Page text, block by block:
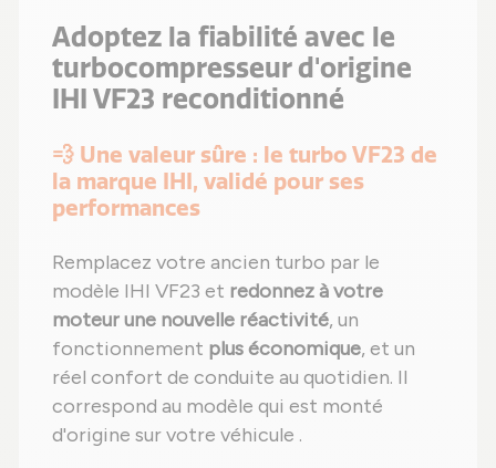
Adoptez la fiabilité avec le
turbocompresseur d'origine
IHI VF23 reconditionné
💨 Une valeur sûre : le turbo VF23 de
la marque IHI, validé pour ses
performances
Remplacez votre ancien turbo par le
modèle IHI VF23 et redonnez à votre
moteur une nouvelle réactivité, un
fonctionnement plus économique, et un
réel confort de conduite au quotidien. Il
correspond au modèle qui est monté
d'origine sur votre véhicule .